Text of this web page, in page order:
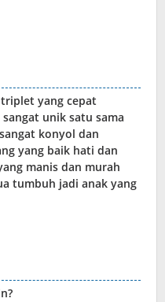
yang cepat
unik satu sama
konyol dan
yang baik hati dan
manis dan murah
tumbuh jadi anak yang